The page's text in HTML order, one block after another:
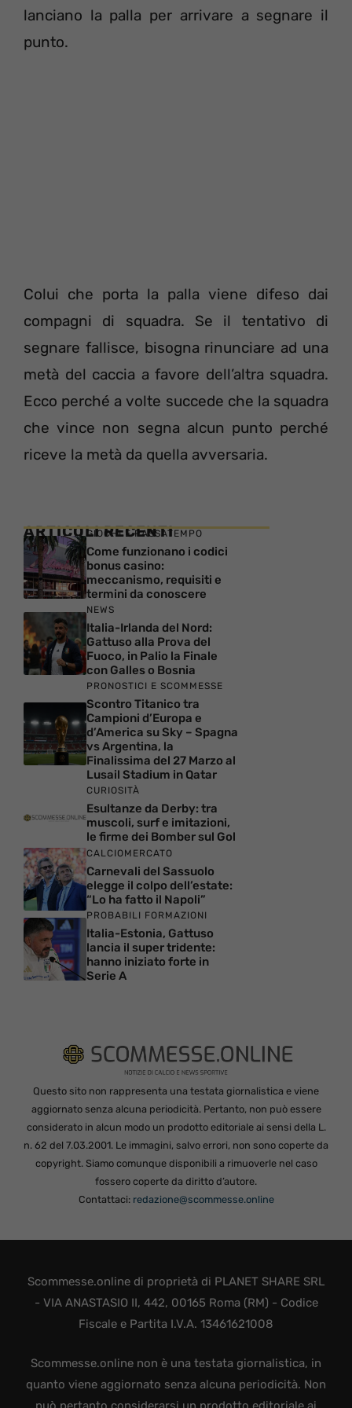
lanciano la palla per arrivare a segnare il
punto.
Colui che porta la palla viene difeso dai
compagni di squadra. Se il tentativo di
segnare fallisce, bisogna rinunciare ad una
metà del caccia a favore dell’altra squadra.
Ecco perché a volte succede che la squadra
che vince non segna alcun punto perché
riceve la metà da quella avversaria.
ARTICOLI RECENTI
GIOCHI E PASSATEMPO
Come funzionano i codici
bonus casino:
meccanismo, requisiti e
termini da conoscere
NEWS
Italia-Irlanda del Nord:
Gattuso alla Prova del
Fuoco, in Palio la Finale
con Galles o Bosnia
PRONOSTICI E SCOMMESSE
Scontro Titanico tra
Campioni d’Europa e
d’America su Sky – Spagna
vs Argentina, la
Finalissima del 27 Marzo al
Lusail Stadium in Qatar
CURIOSITÀ
Esultanze da Derby: tra
muscoli, surf e imitazioni,
le firme dei Bomber sul Gol
CALCIOMERCATO
Carnevali del Sassuolo
elegge il colpo dell’estate:
“Lo ha fatto il Napoli”
PROBABILI FORMAZIONI
Italia-Estonia, Gattuso
lancia il super tridente:
hanno iniziato forte in
Serie A
Questo sito non rappresenta una testata giornalistica e viene
aggiornato senza alcuna periodicità. Pertanto, non può essere
considerato in alcun modo un prodotto editoriale ai sensi della L.
n. 62 del 7.03.2001. Le immagini, salvo errori, non sono coperte da
copyright. Siamo comunque disponibili a rimuoverle nel caso
fossero coperte da diritto d’autore.
Contattaci: redazione@scommesse.online
Scommesse.online di proprietà di PLANET SHARE SRL
- VIA ANASTASIO II, 442, 00165 Roma (RM) - Codice
Fiscale e Partita I.V.A. 13461621008
Scommesse.online non è una testata giornalistica, in
quanto viene aggiornato senza alcuna periodicità. Non